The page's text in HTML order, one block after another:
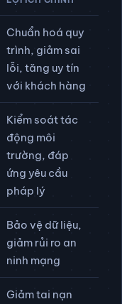
LỢI ÍCH CHÍNH
Chuẩn hoá quy
trình, giảm sai
lỗi, tăng uy tín
với khách hàng
Kiểm soát tác
động môi
trường, đáp
ứng yêu cầu
pháp lý
Bảo vệ dữ liệu,
giảm rủi ro an